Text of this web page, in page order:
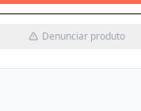
Denunciar produto